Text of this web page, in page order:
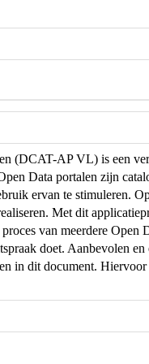
(DCAT-AP VL) is een
Data portalen zijn
ervan te stimuleren.
Met dit
van meerdere
doet. Aanbevolen
in dit document.